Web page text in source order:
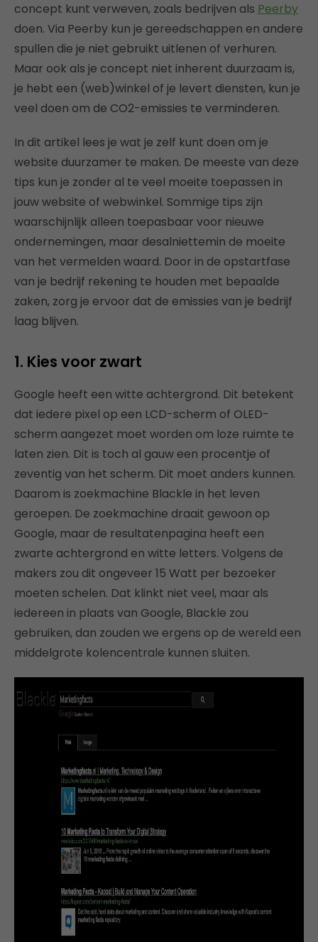
concept kunt verweven, zoals bedrijven als Peerby
doen. Via Peerby kun je gereedschappen en andere
spullen die je niet gebruikt uitlenen of verhuren.
Maar ook als je concept niet inherent duurzaam is,
je hebt een (web)winkel of je levert diensten, kun je
veel doen om de CO2-emissies te verminderen.
In dit artikel lees je wat je zelf kunt doen om je
website duurzamer te maken. De meeste van deze
tips kun je zonder al te veel moeite toepassen in
jouw website of webwinkel. Sommige tips zijn
waarschijnlijk alleen toepasbaar voor nieuwe
ondernemingen, maar desalniettemin de moeite
van het vermelden waard. Door in de opstartfase
van je bedrijf rekening te houden met bepaalde
zaken, zorg je ervoor dat de emissies van je bedrijf
laag blijven.
1. Kies voor zwart
Google heeft een witte achtergrond. Dit betekent
dat iedere pixel op een LCD-scherm of OLED-
scherm aangezet moet worden om loze ruimte te
laten zien. Dit is toch al gauw een procentje of
zeventig van het scherm. Dit moet anders kunnen.
Daarom is zoekmachine Blackle in het leven
geroepen. De zoekmachine draait gewoon op
Google, maar de resultatenpagina heeft een
zwarte achtergrond en witte letters. Volgens de
makers zou dit ongeveer 15 Watt per bezoeker
moeten schelen. Dat klinkt niet veel, maar als
iedereen in plaats van Google, Blackle zou
gebruiken, dan zouden we ergens op de wereld een
middelgrote kolencentrale kunnen sluiten.